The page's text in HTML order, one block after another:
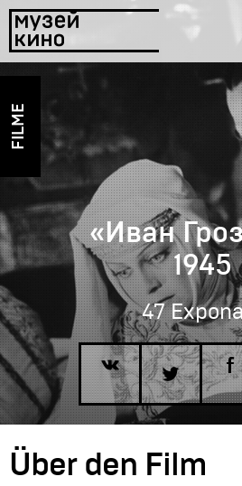
FILME
«Иван
1945
47
Über den Film